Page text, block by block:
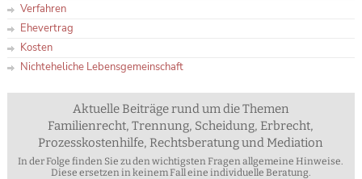
Verfahren
Ehevertrag
Kosten
Nichteheliche Lebensgemeinschaft
Aktuelle Beiträge rund um die Themen
Familienrecht, Trennung, Scheidung, Erbrecht,
Prozesskostenhilfe, Rechtsberatung und Mediation
In der Folge finden Sie zu den wichtigsten Fragen allgemeine Hinweise.
Diese ersetzen in keinem Fall eine individuelle Beratung.